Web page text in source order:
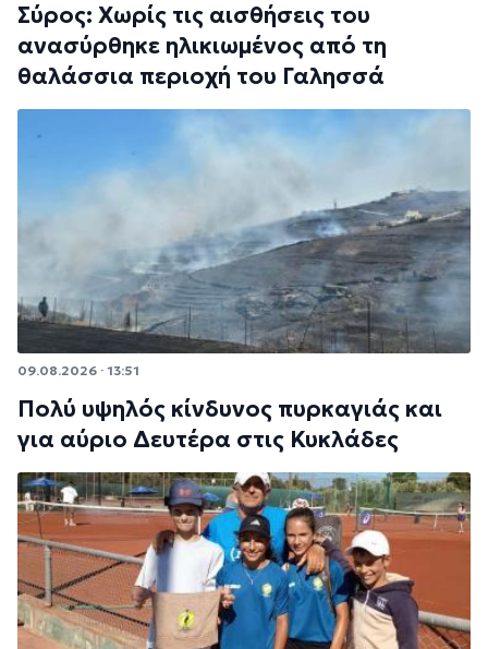
Σύρος: Χωρίς τις αισθήσεις του
ανασύρθηκε ηλικιωμένος από τη
θαλάσσια περιοχή του Γαλησσά
09.08.2026 · 13:51
Πολύ υψηλός κίνδυνος πυρκαγιάς και
για αύριο Δευτέρα στις Κυκλάδες